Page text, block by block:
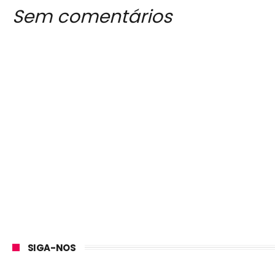
Sem comentários
SIGA-NOS